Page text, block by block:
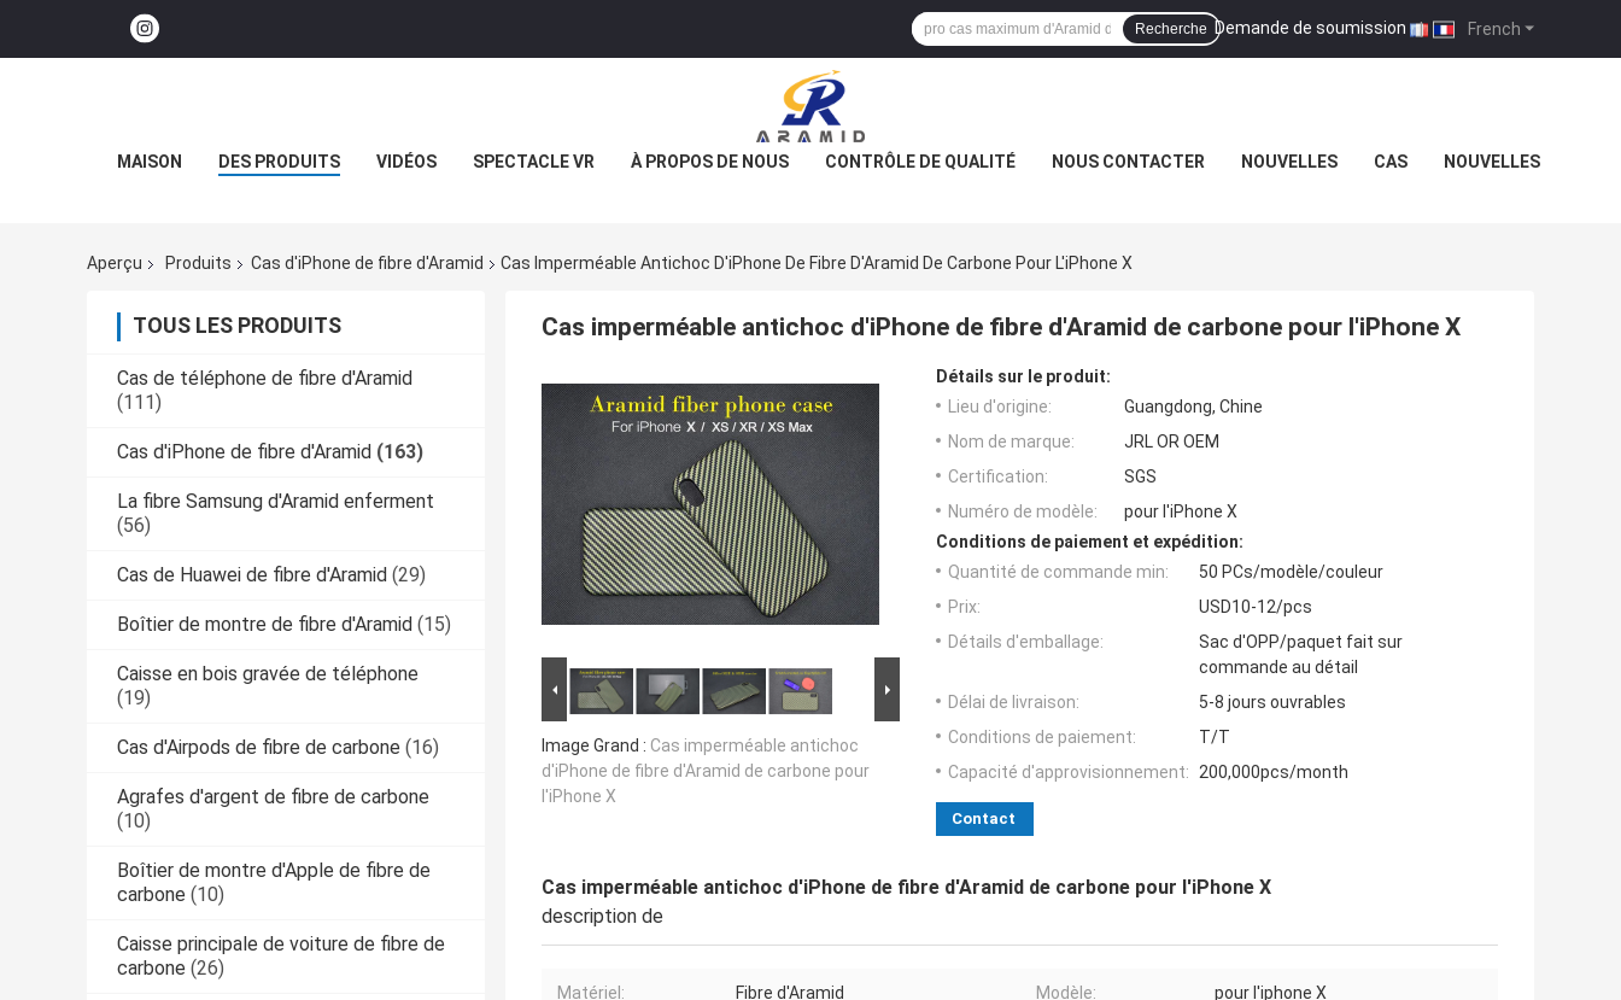
French
Demande de soumission |
Recherche
MAISON DES PRODUITS VIDÉOS SPECTACLE VR À PROPOS DE NOUS CONTRÔLE DE QUALITÉ NOUS CONTACTER NOUVELLES CAS NOUVELLES
Aperçu Produits Cas d'iPhone de fibre d'Aramid Cas Imperméable Antichoc D'iPhone De Fibre D'Aramid De Carbone Pour L'iPhone X
TOUS LES PRODUITS
Cas de téléphone de fibre d'Aramid
(111)
Cas d'iPhone de fibre d'Aramid (163)
La fibre Samsung d'Aramid enferment
(56)
Cas de Huawei de fibre d'Aramid (29)
Boîtier de montre de fibre d'Aramid (15)
Caisse en bois gravée de téléphone
(19)
Cas d'Airpods de fibre de carbone (16)
Agrafes d'argent de fibre de carbone
(10)
Boîtier de montre d'Apple de fibre de
carbone (10)
Caisse principale de voiture de fibre de
carbone (26)
Cas imperméable antichoc d'iPhone de fibre d'Aramid de carbone pour l'iPhone X
Image Grand : Cas imperméable antichoc
d'iPhone de fibre d'Aramid de carbone pour
l'iPhone X
Détails sur le produit:
Lieu d'origine:
Guangdong, Chine
Nom de marque:
JRL OR OEM
Certification:
SGS
Numéro de modèle:
pour l'iPhone X
Conditions de paiement et expédition:
Quantité de commande min:
50 PCs/modèle/couleur
Prix:
USD10-12/pcs
Détails d'emballage:
Sac d'OPP/paquet fait sur
commande au détail
Délai de livraison:
5-8 jours ouvrables
Conditions de paiement:
T/T
Capacité d'approvisionnement: 200,000pcs/month
Contact
Cas imperméable antichoc d'iPhone de fibre d'Aramid de carbone pour l'iPhone X
description de
Matériel: Fibre d'Aramid Modèle: pour l'iphone X